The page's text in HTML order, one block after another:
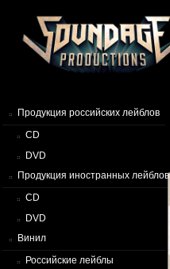
Продукция российских лейблов
CD
DVD
Продукция иностранных лейблов
CD
DVD
Винил
Российские лейблы